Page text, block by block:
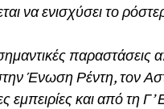
να ενισχύσει το
σημαντικές
Ένωση Ρέντη, τον
εμπειρίες και από τη